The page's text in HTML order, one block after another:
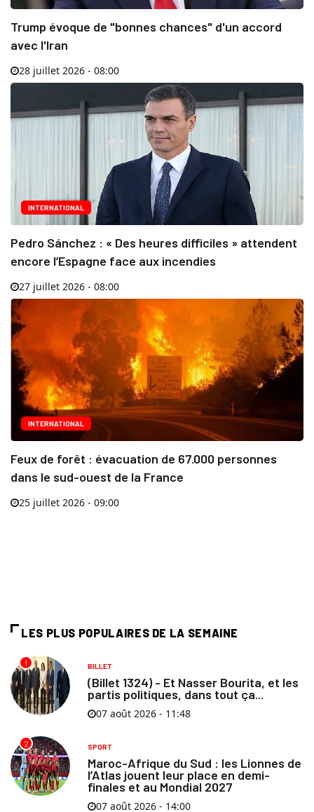
Trump évoque de "bonnes chances" d'un accord
avec l'Iran
28 juillet 2026 - 08:00
INTERNATIONAL
Pedro Sánchez : « Des heures difficiles » attendent
encore l’Espagne face aux incendies
27 juillet 2026 - 08:00
INTERNATIONAL
Feux de forêt : évacuation de 67.000 personnes
dans le sud-ouest de la France
25 juillet 2026 - 09:00
LES PLUS POPULAIRES DE LA SEMAINE
1 BILLET
(Billet 1324) - Et Nasser Bourita, et les
partis politiques, dans tout ça...
07 août 2026 - 11:48
2 SPORT
Maroc-Afrique du Sud : les Lionnes de
l’Atlas jouent leur place en demi-
finales et au Mondial 2027
07 août 2026 - 14:00